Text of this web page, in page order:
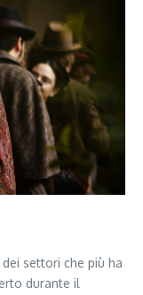
dei settori che più ha
durante il